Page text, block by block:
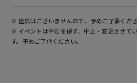
※ 座席はございませんので、予めご了承くださ
※ イベントはやむを得ず、中止・変更させて
す。予めご了承ください。